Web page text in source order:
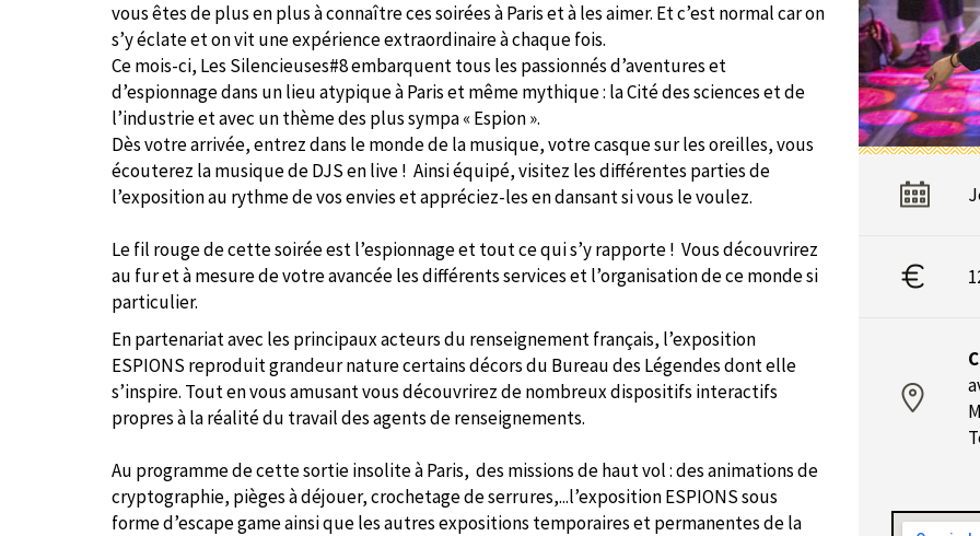
vous êtes de plus en plus à connaître ces soirées à Paris et à les aimer. Et c’est normal car on
s’y éclate et on vit une expérience extraordinaire à chaque fois.
Ce mois-ci, Les Silencieuses#8 embarquent tous les passionnés d’aventures et
d’espionnage dans un lieu atypique à Paris et même mythique : la Cité des sciences et de
l’industrie et avec un thème des plus sympa « Espion ».
Dès votre arrivée, entrez dans le monde de la musique, votre casque sur les oreilles, vous
écouterez la musique de DJS en live ! Ainsi équipé, visitez les différentes parties de
l’exposition au rythme de vos envies et appréciez-les en dansant si vous le voulez.
Le fil rouge de cette soirée est l’espionnage et tout ce qui s’y rapporte ! Vous découvrirez
au fur et à mesure de votre avancée les différents services et l’organisation de ce monde si
particulier.
En partenariat avec les principaux acteurs du renseignement français, l’exposition
ESPIONS reproduit grandeur nature certains décors du Bureau des Légendes dont elle
s’inspire. Tout en vous amusant vous découvrirez de nombreux dispositifs interactifs
propres à la réalité du travail des agents de renseignements.
Au programme de cette sortie insolite à Paris, des missions de haut vol : des animations de
cryptographie, pièges à déjouer, crochetage de serrures,...l’exposition ESPIONS sous
forme d’escape game ainsi que les autres expositions temporaires et permanentes de la